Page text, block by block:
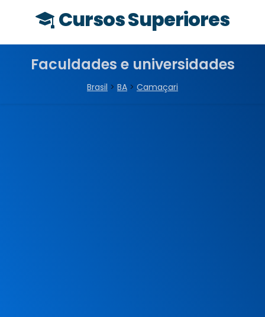
Cursos Superiores
Faculdades e universidades
Brasil > BA > Camaçari